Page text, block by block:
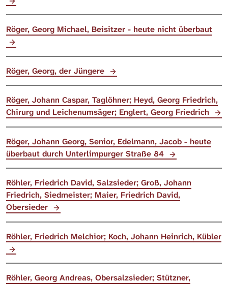
Röger, Georg Michael, Beisitzer - heute nicht überbaut
Röger, Georg, der Jüngere
Röger, Johann Caspar, Taglöhner; Heyd, Georg Friedrich,
Chirurg und Leichenumsäger; Englert, Georg Friedrich
Röger, Johann Georg, Senior, Edelmann, Jacob - heute
überbaut durch Unterlimpurger Straße 84
Röhler, Friedrich David, Salzsieder; Groß, Johann
Friedrich, Siedmeister; Maier, Friedrich David,
Obersieder
Röhler, Friedrich Melchior; Koch, Johann Heinrich, Kübler
Röhler, Georg Andreas, Obersalzsieder; Stützner,